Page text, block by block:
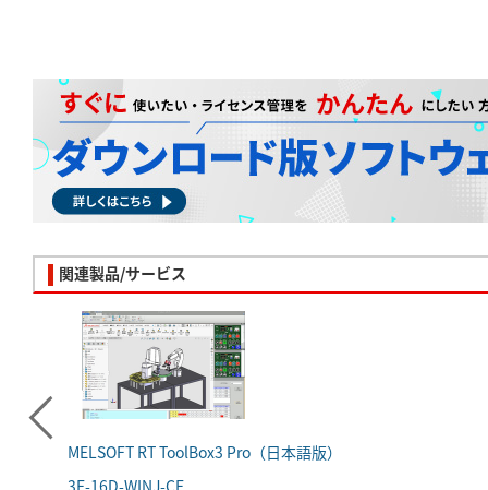
関連製品/サービス
MELSOFT RT ToolBox3 Pro（日本語版）